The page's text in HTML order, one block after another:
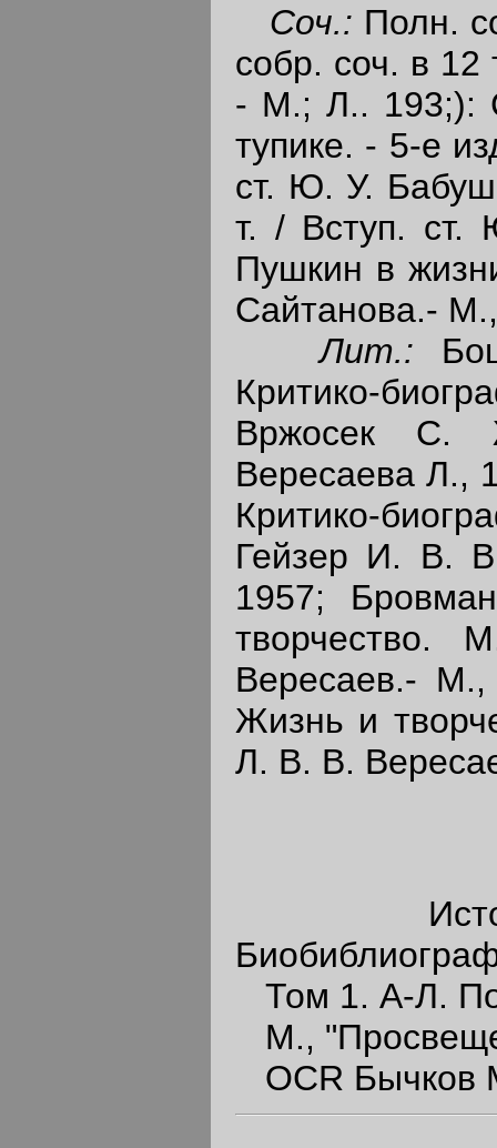
Соч.: Полн.
собр. соч. в 12
- М.; Л.. 193;):
тупике. - 5-е
ст. Ю. У.
т. / Вступ. ст.
Пушкин в
Сайтанова.-
Лит.:
Критико-
Вржосек С.
Вересаева Л.,
Критико-
Гейзер И. В.
1957;
Вересаев.-
Жизнь и
Л. В. В.
Том 1. А-Л.
М.,
OCR Бычков